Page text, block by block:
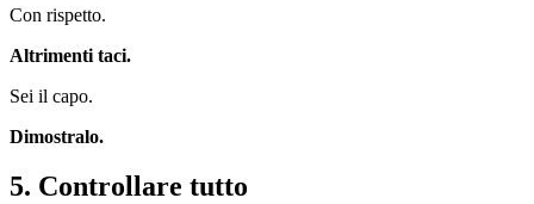
Con rispetto.
Altrimenti taci.
Sei il capo.
Dimostralo.
5. Controllare tutto